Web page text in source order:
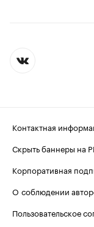
Контактная
Скрыть баннеры на
Корпоративная
О соблюдении
Пользовательское